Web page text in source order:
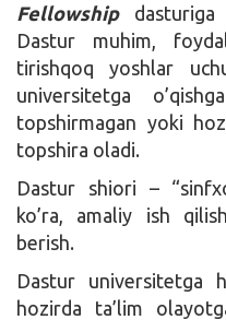
Fellowshipdasturiga
Dastur muhim,
tirishqoq yoshlar
universitetga
topshirmagan yoki
topshira oladi.
Dastur shiori –
ko’ra, amaliy ish
berish.
Dastur universitetga
hozirda ta’lim